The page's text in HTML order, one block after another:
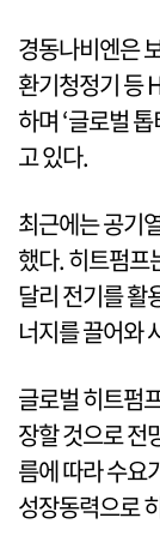
경동나비엔은
환기청정기 등
하며 ‘글로벌
고 있다.
최근에는 공기
했다. 히트펌프
달리 전기를 활
너지를 끌어와
글로벌 히트펌
장할 것으로 전
름에 따라 수요
성장동력으로